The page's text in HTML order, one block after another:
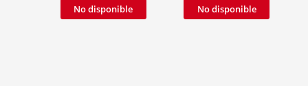
No disponible No disponible